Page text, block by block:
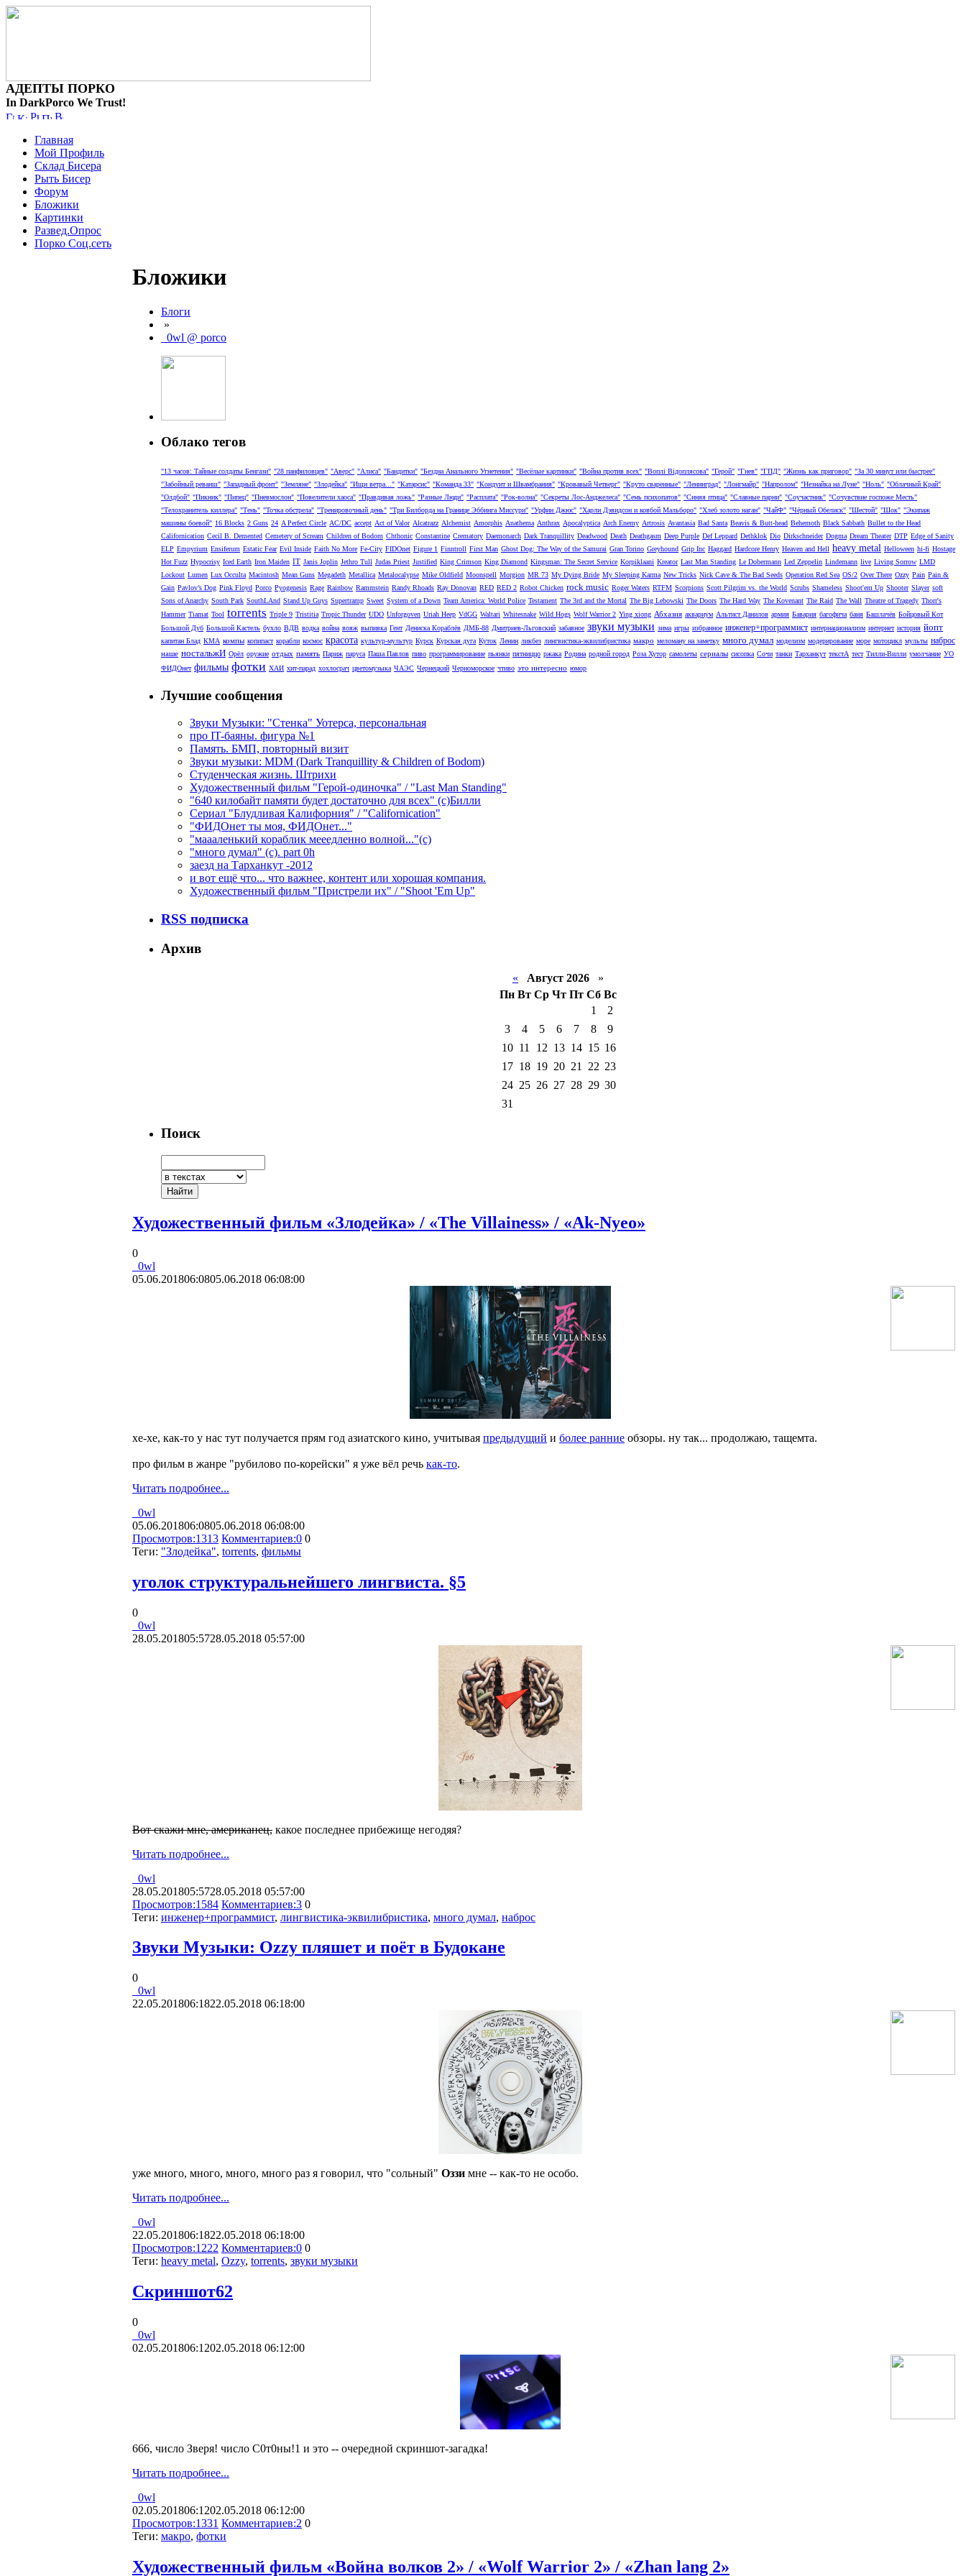
АДЕПТЫ ПОРКО
In DarkPorco We Trust!
Главная
Мой Профиль
Склад Бисера
Рыть Бисер
Форум
Бложики
Картинки
Развед.Опрос
Порко Соц.сеть
Бложики
Блоги
»
_0wl @ porco
Облако тегов
"13 часов: Тайные солдаты Бенгази" "28 панфиловцев" "Аверс" "Алиса" "Бандитки" "Бездна Анального Угнетения" "Весёлые картинки" "Война против всех" "Воплі Відоплясова" "Герой" "Гнев" "ГПД" "Жизнь как приговор" "За 30 минут или быстрее"
"Забойный реванш" "Западный фронт" "Земляне" "Злодейка" "Ищи ветра..." "Катарсис" "Команда 33" "Кондуит и Швамбрания" "Кровавый Четверг" "Круто сваренные" "Ленинград" "Лонгмайр" "Напролом" "Незнайка на Луне" "Ноль" "Облачный Край"
"Олдбой" "Пикник" "Пипец" "Пневмослон" "Повелители хаоса" "Правдивая ложь" "Разные Люди" "Расплата" "Рок-волна" "Секреты Лос-Анджелеса" "Семь психопатов" "Синяя птица" "Славные парни" "Соучастник" "Сочувствие госпоже Месть"
"Телохранитель киллера" "Тень" "Точка обстрела" "Тренировочный день" "Три Билборда на Границе Эббинга Миссури" "Урфин Джюс" "Харли Дэвидсон и ковбой Мальборо" "Хлеб золото наган" "ЧайФ" "Чёрный Обелиск" "Шестой" "Шок" "Экипаж
машины боевой" 16 Blocks 2 Guns 24 A Perfect Circle AC/DC accept Act of Valor Alcatrazz Alchemist Amorphis Anathema Anthrax Apocalyptica Arch Enemy Artrosis Avantasia Bad Santa Beavis & Butt-head Behemoth Black Sabbath Bullet to the Head
Californication Cecil B. Demented Cemetery of Scream Children of Bodom Chthonic Constantine Crematory Daemonarch Dark Tranquillity Deadwood Death Deathgasm Deep Purple Def Leppard Dethklok Dio Dirkschneider Dogma Dream Theater DTP Edge of Sanity
ELP Empyrium Ensiferum Estatic Fear Evil Inside Faith No More Fe-City FIDOnet Figure 1 Finntroll First Man Ghost Dog: The Way of the Samurai Gran Torino Greyhound Grip Inc Haggard Hardcore Henry Heaven and Hell heavy metal Helloween hi-fi Hostage
Hot Fuzz Hypocrisy Iced Earth Iron Maiden IT Janis Joplin Jethro Tull Judas Priest Justified King Crimson King Diamond Kingsman: The Secret Service Korpiklaani Kreator Last Man Standing Le Dobermann Led Zeppelin Lindemann live Living Sorrow LMD
Lockout Lumen Lux Occulta Macintosh Mean Guns Megadeth Metallica Metalocalypse Mike Oldfield Moonspell Morgion MR 73 My Dying Bride My Sleeping Karma New Tricks Nick Cave & The Bad Seeds Operation Red Sea OS/2 Over There Ozzy Pain Pain &
Gain Pavlov’s Dog Pink Floyd Porco Pyogenesis Rage Rainbow Rammstein Randy Rhoads Ray Donovan RED RED 2 Robot Chicken rock music Roger Waters RTFM Scorpions Scott Pilgrim vs. the World Scrubs Shameless Shoot'em Up Shooter Slayer soft
Sons of Anarchy South Park SouthLAnd Stand Up Guys Supertramp Sweet System of a Down Team America: World Police Testament The 3rd and the Mortal The Big Lebowski The Doors The Hard Way The Kovenant The Raid The Wall Theatre of Tragedy Thorr's
Hammer Tiamat Tool torrents Triple 9 Tristitia Tropic Thunder UDO Unforgoven Uriah Heep VdGG Waltari Whitesnake Wild Hogs Wolf Warrior 2 Ying xiong Абхазия аквариум Альтист Данилов армия Бавария багофича баня Башлачёв Бойцовый Кот
Большой Дуб Большой Кастель бухло ВДВ водка война вояж выпивка Гент Дениска Кораблёв ДМБ-88 Дмитриев-Льговский забавное звуки музыки зима игры избранное инженер+программист интернационализм интернет история йопт
капитан Блад КМА компы копипаст корабли космос красота культур-мультур Курск Курская дуга Куток Ленин ликбез лингвистика-эквилибристика макро меломану на заметку много думал моделизм модерирование море мотоцикл мульты наброс
наше ностальжИ Орёл оружие отдых память Париж паруса Паша Павлов пиво программирование пьянки пятниццо ржака Родина родной город Роза Хутор самолеты сериалы сисопка Сочи танки Тарханкут текстА тест Тилли-Вилли умолчание УО
ФИДОнет фильмы фотки ХАИ хит-парад хохлосрач цветомузыка ЧАЭС Чернецкий Черноморское чтиво это интересно юмор
Лучшие сообщения
Звуки Музыки: "Стенка" Уотерса, персональная
про IT-баяны. фигура №1
Память. БМП, повторный визит
Звуки музыки: MDM (Dark Tranquillity & Children of Bodom)
Студенческая жизнь. Штрихи
Художественный фильм "Герой-одиночка" / "Last Man Standing"
"640 килобайт памяти будет достаточно для всех" (с)Билли
Сериал "Блудливая Калифорния" / "Californication"
"ФИДОнет ты моя, ФИДОнет..."
"маааленький кораблик мееедленно волной..."(с)
"много думал" (с). part 0h
заезд на Тарханкут -2012
и вот ещё что... что важнее, контент или хорошая компания.
Художественный фильм "Пристрели их" / "Shoot 'Em Up"
RSS подписка
Архив
« Август 2026
»
Пн Вт Ср Чт Пт Сб Вс
1
2
3
4 5 6 7 8
9
10 11 12 13 14 15 16
17 18 19 20 21 22 23
24 25 26 27 28 29 30
31
Поиск
Художественный фильм «Злодейка» / «The Villainess» / «Ak-Nyeo»
0
_0wl
05.06.201806:0805.06.2018 06:08:00
хе-хе, как-то у нас тут получается прям год азиатского кино, учитывая предыдущий и более ранние обзоры. ну так... продолжаю, тащемта.
про фильм в жанре "рубилово по-корейски" я уже вёл речь как-то.
Читать подробнее...
_0wl
05.06.201806:0805.06.2018 06:08:00
Просмотров:1313 Комментариев:0 0
Теги: "Злодейка", torrents, фильмы
уголок структуральнейшего лингвиста. §5
0
_0wl
28.05.201805:5728.05.2018 05:57:00
Вот скажи мне, американец, какое последнее прибежище негодяя?
Читать подробнее...
_0wl
28.05.201805:5728.05.2018 05:57:00
Просмотров:1584 Комментариев:3 0
Теги: инженер+программист, лингвистика-эквилибристика, много думал, наброс
Звуки Музыки: Ozzy пляшет и поёт в Будокане
0
_0wl
22.05.201806:1822.05.2018 06:18:00
уже много, много, много, много раз я говорил, что "сольный" Оззи мне -- как-то не особо.
Читать подробнее...
_0wl
22.05.201806:1822.05.2018 06:18:00
Просмотров:1222 Комментариев:0 0
Теги: heavy metal, Ozzy, torrents, звуки музыки
Скриншот62
0
_0wl
02.05.201806:1202.05.2018 06:12:00
666, число Зверя! число С0т0ны!1 и это -- очередной скриншот-загадка!
Читать подробнее...
_0wl
02.05.201806:1202.05.2018 06:12:00
Просмотров:1331 Комментариев:2 0
Теги: макро, фотки
Художественный фильм «Война волков 2» / «Wolf Warrior 2» / «Zhan lang 2»